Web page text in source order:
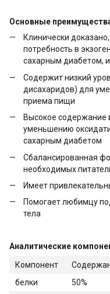
Основные
Клинически
потребность в
сахарным диабетом,
Содержит низкий
дисахаридов) для
приема пищи
Высокое содержание
уменьшению
сахарным диабетом
Сбалансированная
необходимых
Имеет
Помогает любимцу
тела
Аналитические
Компонент
белки
50%